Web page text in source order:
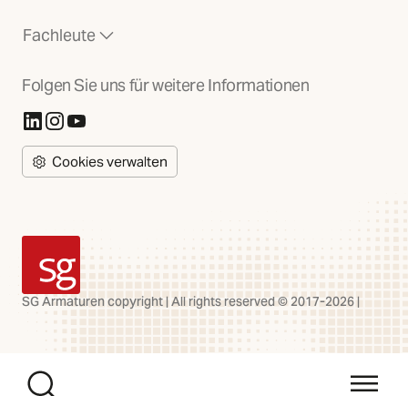
Fachleute
Folgen Sie uns für weitere Informationen
(Öffnet in neuer Registerkarte)
(Öffnet in neuer Registerkarte)
(Öffnet in neuer Registerkarte)
Cookies verwalten
SG Armaturen
SG Armaturen copyright | All rights reserved © 2017-2026 |